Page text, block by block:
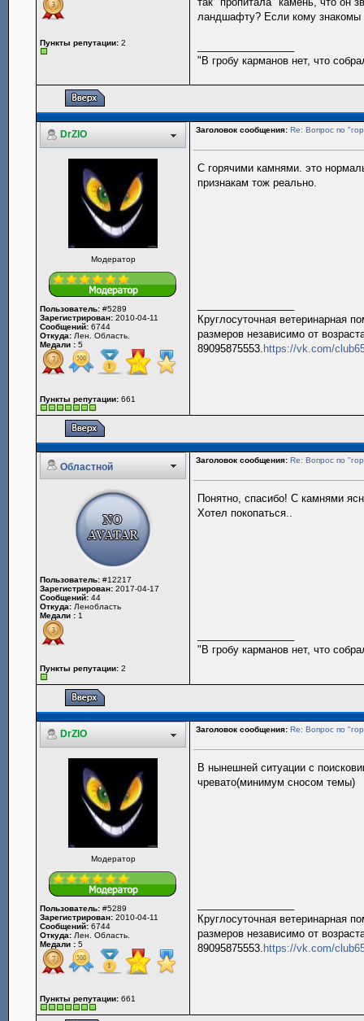
Пункты репутации: 2
ландшафту? Если кому знакомы
"В гробу карманов нет, что
DrZlO Заголовок сообщения: Re: Вопрос по
Модератор
Пользователь: #5289
Зарегистрирован: 2010-04-11
Сообщений: 6744
Откуда: Лен. Область.
Медали : 5
Пункты репутации: 661
С горячими камнями. это
признакам тож реально.
Круглосуточная ветеринарная
размеров независимо от
89095875553. https://vk.com/
Областной
Заголовок сообщения: Re: Вопрос по
Пользователь: #12217
Зарегистрирован: 2017-04-17
Сообщений: 44
Откуда: Ленобласть
Медали : 1
Пункты репутации: 2
Понятно, спасибо! С камнями
Хотел покопаться..
"В гробу карманов нет, что
DrZlO Заголовок сообщения: Re: Вопрос по
Модератор
Пользователь: #5289
Зарегистрирован: 2010-04-11
Сообщений: 6744
Откуда: Лен. Область.
Медали : 5
Пункты репутации: 661
В нынешней ситуации с
чревато(минимум сносом темы)
Круглосуточная ветеринарная
размеров независимо от
89095875553. https://vk.com/